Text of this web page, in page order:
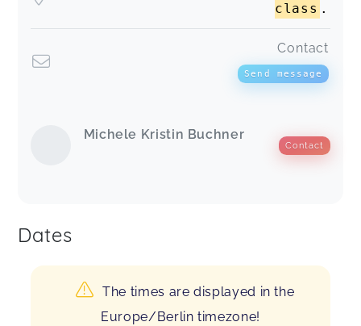
class .
Contact
Send message
Michele Kristin Buchner
Contact
Dates
The times are displayed in the
Europe/Berlin timezone!